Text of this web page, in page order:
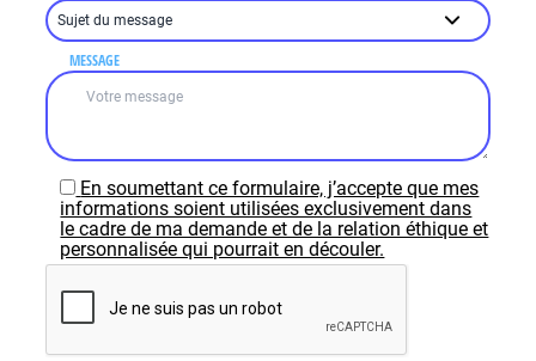
MESSAGE
En soumettant ce formulaire, j’accepte que mes
informations soient utilisées exclusivement dans
le cadre de ma demande et de la relation éthique et
personnalisée qui pourrait en découler.